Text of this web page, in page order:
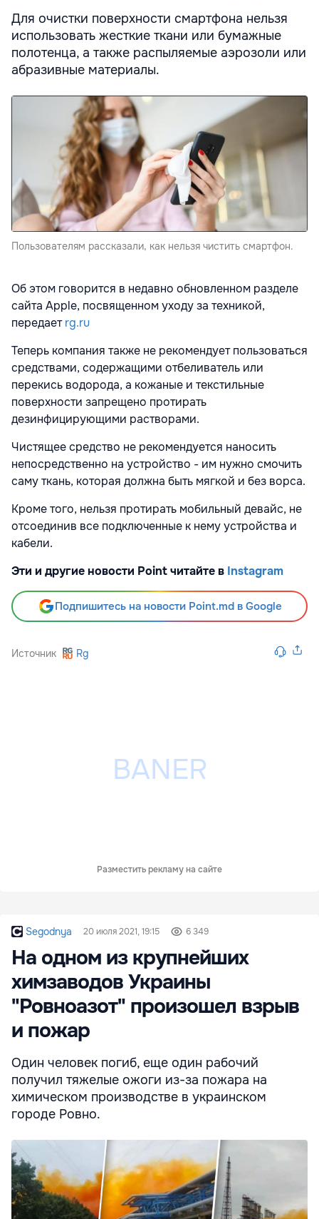
Для очистки поверхности смартфона нельзя
использовать жесткие ткани или бумажные
полотенца, а также распыляемые аэрозоли или
абразивные материалы.
Пользователям рассказали, как нельзя чистить смартфон.
Об этом говорится в недавно обновленном разделе
сайта Apple, посвященном уходу за техникой,
передаетrg.ru
Теперь компания также не рекомендует пользоваться
средствами, содержащими отбеливатель или
перекись водорода, а кожаные и текстильные
поверхности запрещено протирать
дезинфицирующими растворами.
Чистящее средство не рекомендуется наносить
непосредственно на устройство - им нужно смочить
саму ткань, которая должна быть мягкой и без ворса.
Кроме того, нельзя протирать мобильный девайс, не
отсоединив все подключенные к нему устройства и
кабели.
Эти и другие новости Point читайте в Instagram
Подпишитесь на новости Point.md в Google
Источник Rg
Разместить рекламу на сайте
Segodnya 20 июля 2021, 19:15 6 349
На одном из крупнейших
химзаводов Украины
"Ровноазот" произошел взрыв
и пожар
Один человек погиб, еще один рабочий
получил тяжелые ожоги из-за пожара на
химическом производстве в украинском
городе Ровно.